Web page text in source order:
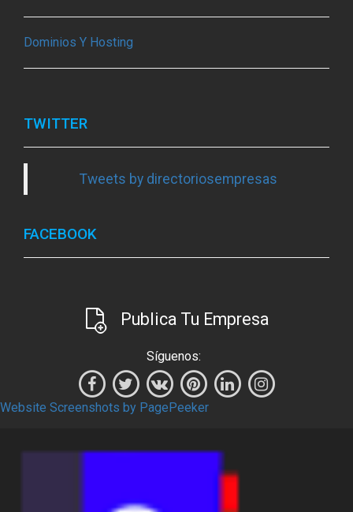
Dominios Y Hosting
TWITTER
Tweets by directoriosempresas
FACEBOOK
Publica Tu Empresa
Síguenos:
Website Screenshots by PagePeeker